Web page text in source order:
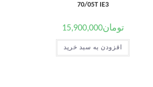
70/05T IE3
تومان15,900,000
افزودن به سبد خرید